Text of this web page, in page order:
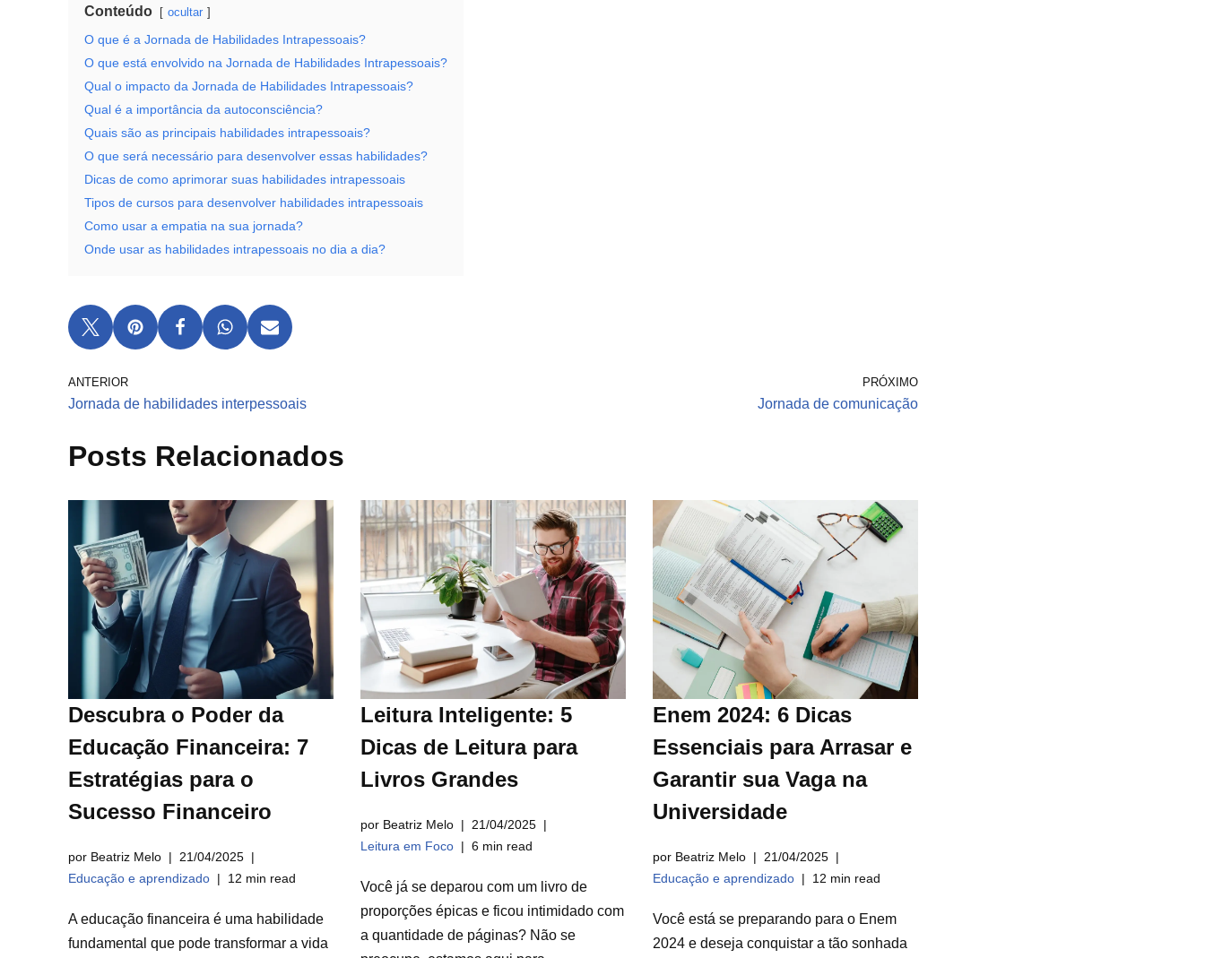
Conteúdo ocultar
O que é a Jornada de Habilidades Intrapessoais?
O que está envolvido na Jornada de Habilidades Intrapessoais?
Qual o impacto da Jornada de Habilidades Intrapessoais?
Qual é a importância da autoconsciência?
Quais são as principais habilidades intrapessoais?
O que será necessário para desenvolver essas habilidades?
Dicas de como aprimorar suas habilidades intrapessoais
Tipos de cursos para desenvolver habilidades intrapessoais
Como usar a empatia na sua jornada?
Onde usar as habilidades intrapessoais no dia a dia?
ANTERIOR
Jornada de habilidades interpessoais
PRÓXIMO
Jornada de comunicação
Posts Relacionados
Descubra o Poder da
Educação Financeira: 7
Estratégias para o
Sucesso Financeiro
por Beatriz Melo
21/04/2025
Educação e aprendizado
12 min read
A educação financeira é uma habilidade
fundamental que pode transformar a vida
Leitura Inteligente: 5
Dicas de Leitura para
Livros Grandes
por Beatriz Melo
21/04/2025
Leitura em Foco
6 min read
Você já se deparou com um livro de
proporções épicas e ficou intimidado com
a quantidade de páginas? Não se
Enem 2024: 6 Dicas
Essenciais para Arrasar e
Garantir sua Vaga na
Universidade
por Beatriz Melo
21/04/2025
Educação e aprendizado
12 min read
Você está se preparando para o Enem
2024 e deseja conquistar a tão sonhada